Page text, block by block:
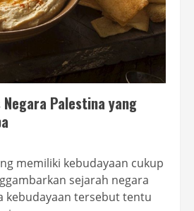
Negara Palestina yang
memiliki kebudayaan cukup
sejarah negara
kebudayaan tersebut tentu